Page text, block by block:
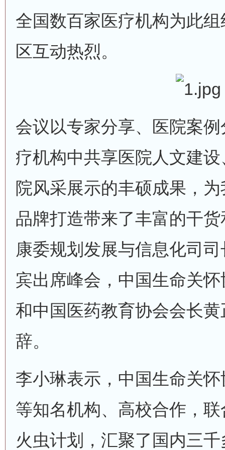
全国数百家医疗机构为此
区互动热烈。
会议以专家分享、医院案
疗机构中共享医院人文建
院风采展示的丰硕成果，
品牌打造带来了丰富的干
康委规划发展与信息化司
宾出席峰会，中国生命关
和中国医药教育协会会长
辞。
李小琳表示，中国生命关
等知名机构、高校合作，
火虫计划，汇聚了国内三